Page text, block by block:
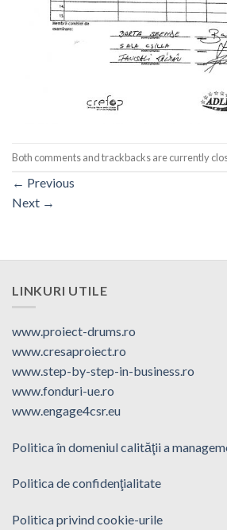
Both comments and trackbacks are currently
← Previous
Next →
LINKURI UTILE
www.proiect-drums.ro
www.cresaproiect.ro
www.step-by-step-in-business.ro
www.fonduri-ue.ro
www.engage4csr.eu
Politica în domeniul calităţii a
Politica de confidenţialitate
Politica privind cookie-urile